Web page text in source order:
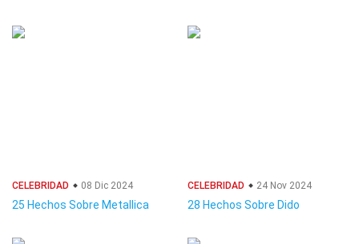
CELEBRIDAD 08 Dic 2024
25 Hechos Sobre Metallica
CELEBRIDAD 24 Nov 2024
28 Hechos Sobre Dido